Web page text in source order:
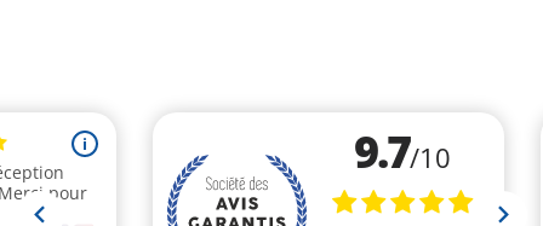
(5 avis)